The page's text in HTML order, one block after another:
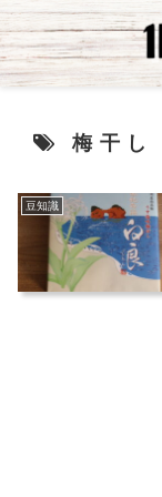
梅干し
豆知識